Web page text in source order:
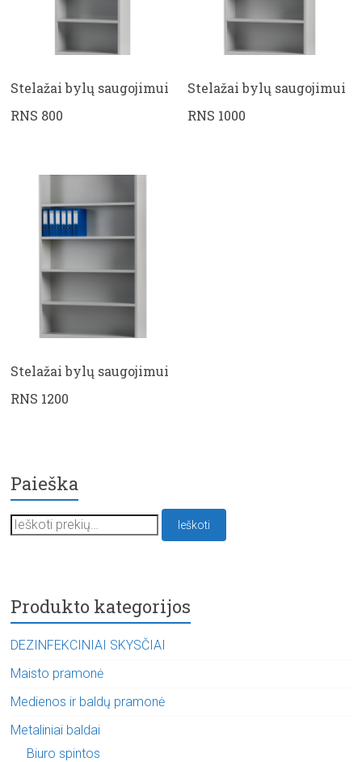
Stelažai bylų saugojimui
RNS 800
Stelažai bylų saugojimui
RNS 1000
Stelažai bylų saugojimui
RNS 1200
Paieška
Ieškoti:
Ieškoti
Produkto kategorijos
DEZINFEKCINIAI SKYSČIAI
Maisto pramonė
Medienos ir baldų pramonė
Metaliniai baldai
Biuro spintos